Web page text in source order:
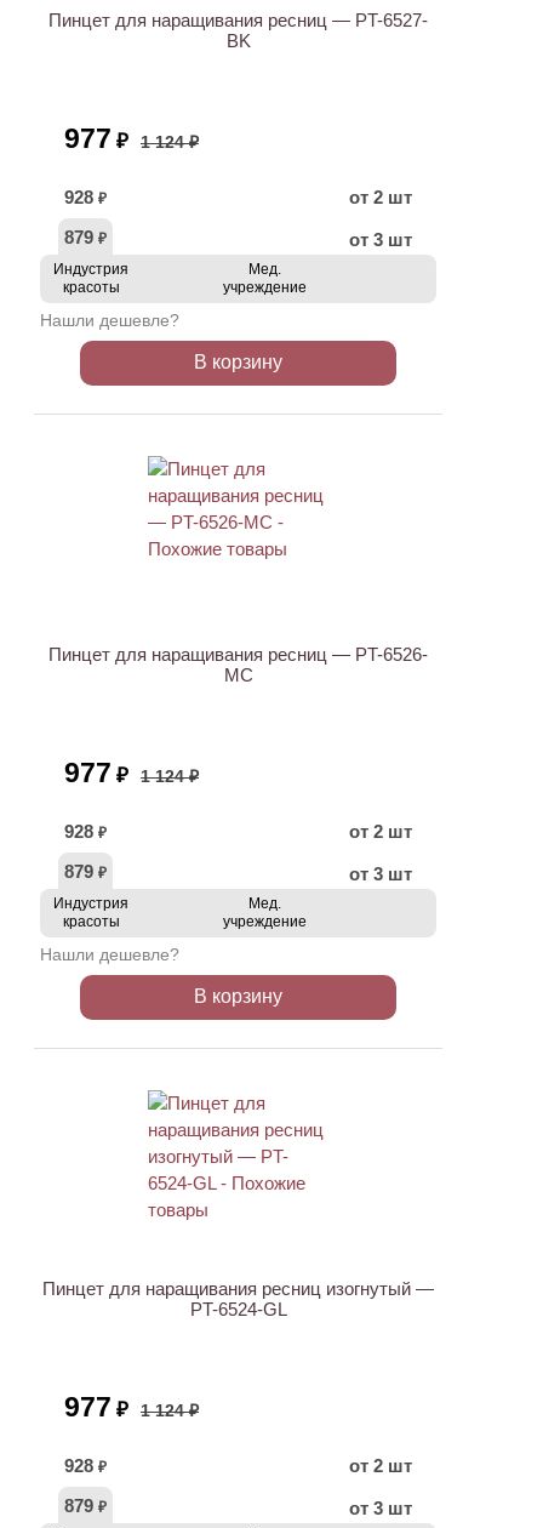
Пинцет для наращивания ресниц — PT-6527-
BK
977 ₽ 1 124 ₽
928 ₽
от 2 шт
879 ₽ от 3 шт
Индустрия
красоты
Мед.
учреждение
Нашли дешевле?
В корзину
Пинцет для наращивания ресниц — PT-6526-
MC
977 ₽ 1 124 ₽
928 ₽
от 2 шт
879 ₽ от 3 шт
Индустрия
красоты
Мед.
учреждение
Нашли дешевле?
В корзину
Пинцет для наращивания ресниц изогнутый —
PT-6524-GL
977 ₽ 1 124 ₽
928 ₽
от 2 шт
879 ₽ от 3 шт